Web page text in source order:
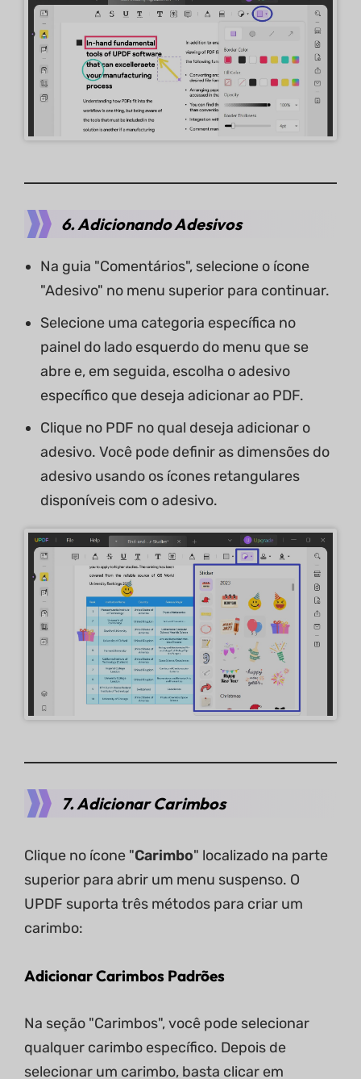
6. Adicionando Adesivos
Na guia "Comentários", selecione o ícone
"Adesivo" no menu superior para continuar.
Selecione uma categoria específica no
painel do lado esquerdo do menu que se
abre e, em seguida, escolha o adesivo
específico que deseja adicionar ao PDF.
Clique no PDF no qual deseja adicionar o
adesivo. Você pode definir as dimensões do
adesivo usando os ícones retangulares
disponíveis com o adesivo.
7. Adicionar Carimbos
Clique no ícone "Carimbo" localizado na parte
superior para abrir um menu suspenso. O
UPDF suporta três métodos para criar um
carimbo:
Adicionar Carimbos Padrões
Na seção "Carimbos", você pode selecionar
qualquer carimbo específico. Depois de
selecionar um carimbo, basta clicar em